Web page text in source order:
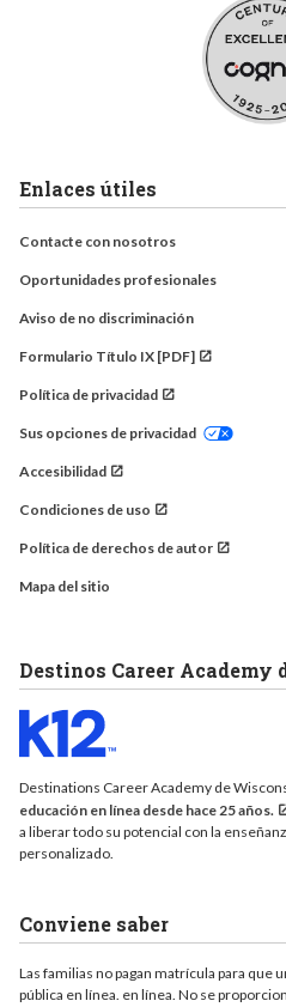
Enlaces útiles
Contacte con nosotros
Oportunidades profesionales
Aviso de no discriminación
Formulario Título IX [PDF]
Política de privacidad
Sus opciones de privacidad
Accesibilidad
Condiciones de uso
Política de derechos de autor
Mapa del sitio
Destinos Career Academy
Destinations Career Academy de
educación en línea desde hace 25 años.
a liberar todo su potencial con la
personalizado.
Conviene saber
Las familias no pagan matrícula para que
pública en línea. en línea. No se